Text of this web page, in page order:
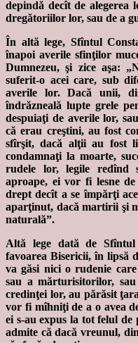
depindă decît de alegerea
dregătoriilor lor, sau de a
În altă lege, Sfîntul
înapoi averile sfinţilor
Dumnezeu, şi zice aşa:
suferit-o acei care, sub
averile lor. Dacă unii,
îndrăzneală lupte grele
despuiaţi de averile lor,
că erau creştini, au fost
sfîrşit, dacă alţii au fost
condamnaţi la moarte,
rudele lor, legile redînd
aproape, ei vor fi lesne
drept decît a se împărţi
aparţinut, dacă martirii şi
naturală”.
Altă lege dată de
favoarea Bisericii, în lipsă
va găsi nici o rudenie
sau a mărturisitorilor,
credinţei lor, au părăsit
vor fi mîhniţi de a o avea
ei s-au expus la tot felul
admite că dacă vreunul,